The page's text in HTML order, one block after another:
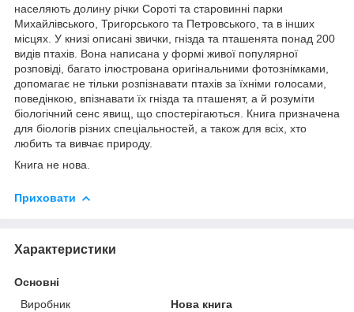
населяють долину річки Сороті та старовинні парки
Михайлівського, Тригорського та Петровського, та в інших
місцях. У книзі описані звички, гнізда та пташенята понад 200
видів птахів. Вона написана у формі живої популярної
розповіді, багато ілюстрована оригінальними фотознімками,
допомагає не тільки розпізнавати птахів за їхніми голосами,
поведінкою, впізнавати їх гнізда та пташенят, а й розуміти
біологічний сенс явищ, що спостерігаються. Книга призначена
для біологів різних спеціальностей, а також для всіх, хто
любить та вивчає природу.
Книга не нова.
Приховати
Характеристики
Основні
Виробник
Нова книга